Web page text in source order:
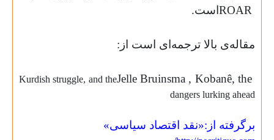
ROARاست.
مقاله‌ی بالا ترجمه‌ای است از :
Jelle Bruinsma , Kobanê, the
Kurdish struggle, and the
dangers lurking ahead
برگرفته از:«نقد اقتصاد سیاسی»